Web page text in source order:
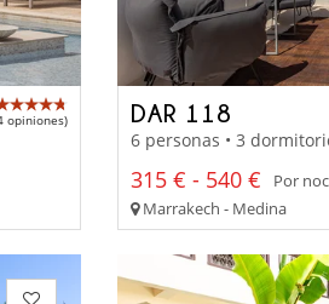
opiniones) DAR 118
6 personas • 3
315 € - 540 €
Por
Marrakech - Medina